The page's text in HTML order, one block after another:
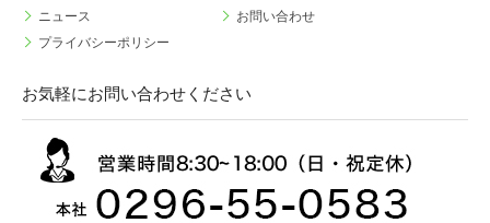
ニュース
お問い合わせ
プライバシーポリシー
お気軽にお問い合わせください